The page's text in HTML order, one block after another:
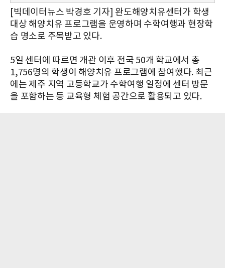
[빅데이터뉴스 박경호 기자] 완도해양치유센터가 학생
대상 해양치유 프로그램을 운영하며 수학여행과 현장학
습 명소로 주목받고 있다.
5일 센터에 따르면 개관 이후 전국 50개 학교에서 총
1,756명의 학생이 해양치유 프로그램에 참여했다. 최근
에는 제주 지역 고등학교가 수학여행 일정에 센터 방문
을 포함하는 등 교육형 체험 공간으로 활용되고 있다.